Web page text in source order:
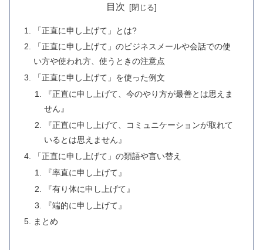
目次
「正直に申し上げて」とは?
「正直に申し上げて」のビジネスメールや会話での使
い方や使われ方、使うときの注意点
「正直に申し上げて」を使った例文
『正直に申し上げて、今のやり方が最善とは思えま
せん』
『正直に申し上げて、コミュニケーションが取れて
いるとは思えません』
「正直に申し上げて」の類語や言い替え
『率直に申し上げて』
『有り体に申し上げて』
『端的に申し上げて』
まとめ